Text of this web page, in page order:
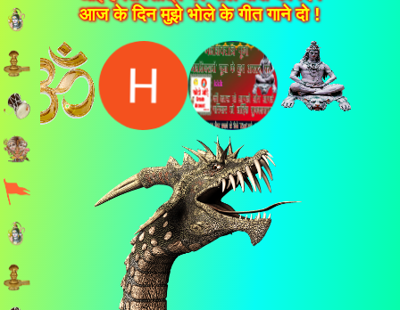
आज के दिन मुझे भोले के गीत गाने दो !